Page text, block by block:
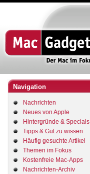
Navigation
Nachrichten
Neues von Apple
Hintergründe & Specials
Tipps & Gut zu wissen
Häufig gesuchte Artikel
Themen im Fokus
Kostenfreie Mac-Apps
Nachrichten-Archiv